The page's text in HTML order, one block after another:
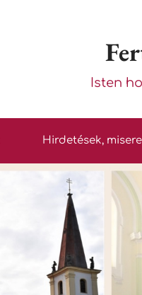
Isten
Hirdetések,